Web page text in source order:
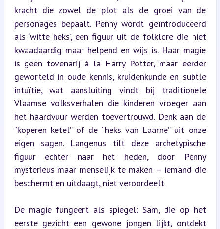
kracht die zowel de plot als de groei van de
personages bepaalt. Penny wordt geïntroduceerd
als ‘witte heks’, een figuur uit de folklore die niet
kwaadaardig maar helpend en wijs is. Haar magie
is geen tovenarij à la Harry Potter, maar eerder
geworteld in oude kennis, kruidenkunde en subtle
intuïtie, wat aansluiting vindt bij traditionele
Vlaamse volksverhalen die kinderen vroeger aan
het haardvuur werden toevertrouwd. Denk aan de
“koperen ketel” of de “heks van Laarne” uit onze
eigen sagen. Langenus tilt deze archetypische
figuur echter naar het heden, door Penny
mysterieus maar menselijk te maken – iemand die
beschermt en uitdaagt, niet veroordeelt.
De magie fungeert als spiegel: Sam, die op het
eerste gezicht een gewone jongen lijkt, ontdekt